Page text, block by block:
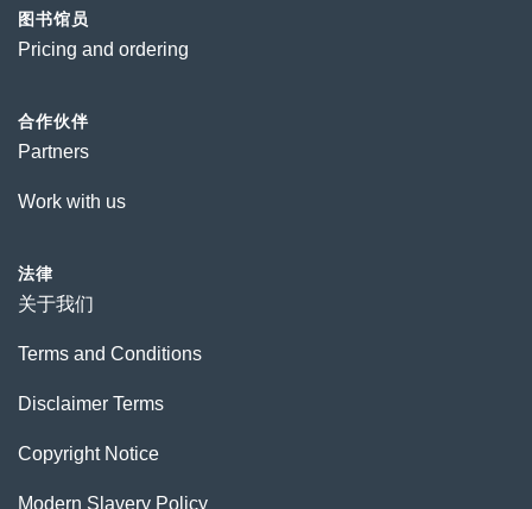
图书馆员
Pricing and ordering
合作伙伴
Partners
Work with us
法律
关于我们
Terms and Conditions
Disclaimer Terms
Copyright Notice
Modern Slavery Policy